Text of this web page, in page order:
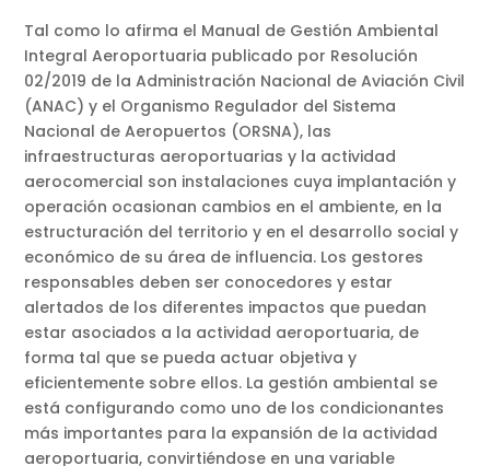
Tal como lo afirma el Manual de Gestión Ambiental
Integral Aeroportuaria publicado por Resolución
02/2019 de la Administración Nacional de Aviación Civil
(ANAC) y el Organismo Regulador del Sistema
Nacional de Aeropuertos (ORSNA), las
infraestructuras aeroportuarias y la actividad
aerocomercial son instalaciones cuya implantación y
operación ocasionan cambios en el ambiente, en la
estructuración del territorio y en el desarrollo social y
económico de su área de influencia. Los gestores
responsables deben ser conocedores y estar
alertados de los diferentes impactos que puedan
estar asociados a la actividad aeroportuaria, de
forma tal que se pueda actuar objetiva y
eficientemente sobre ellos. La gestión ambiental se
está configurando como uno de los condicionantes
más importantes para la expansión de la actividad
aeroportuaria, convirtiéndose en una variable